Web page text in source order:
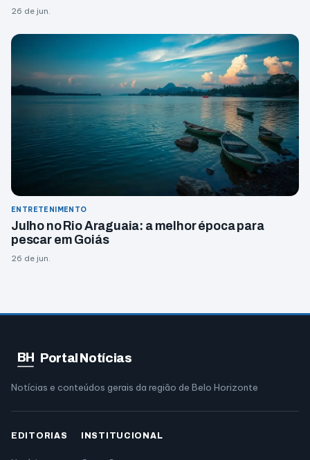
26 de jun.
ENTRETENIMENTO
Julho no Rio Araguaia: a melhor época para
pescar em Goiás
26 de jun.
BH Portal Notícias
Notícias e conteúdos gerais da região de Belo Horizonte
EDITORIAS INSTITUCIONAL